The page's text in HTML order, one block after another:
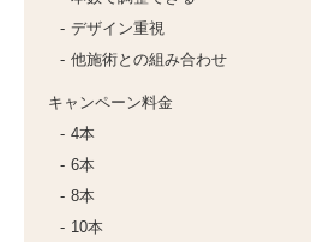
デザイン重視
他施術との組み合わせ
キャンペーン料金
4本
6本
8本
10本